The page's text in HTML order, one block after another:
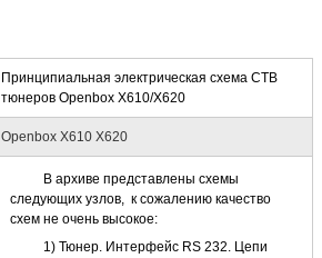
Принципиальная электрическая схема СТВ
тюнеров Openbox X610/Х620
Openbox X610 Х620
В архиве представлены схемы
следующих узлов, к сожалению качество
схем не очень высокое:
1) Тюнер. Интерфейс RS 232. Цепи